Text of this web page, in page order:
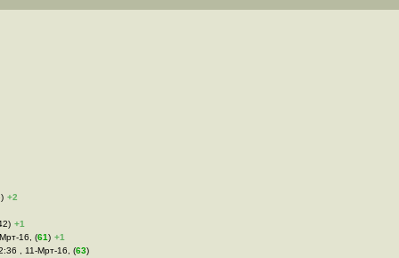
+2
+1
16, (61) +1
, 11-Мрт-16, (63)